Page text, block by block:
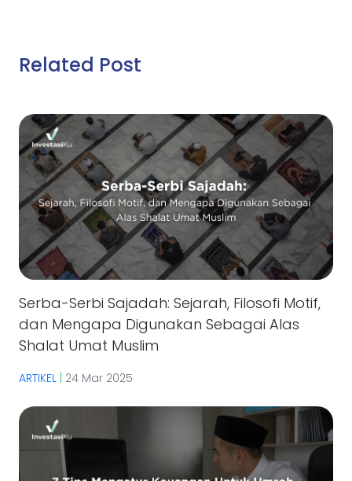
Related Post
Serba-Serbi Sajadah: Sejarah, Filosofi Motif,
dan Mengapa Digunakan Sebagai Alas
Shalat Umat Muslim
ARTIKEL | 24 Mar 2025